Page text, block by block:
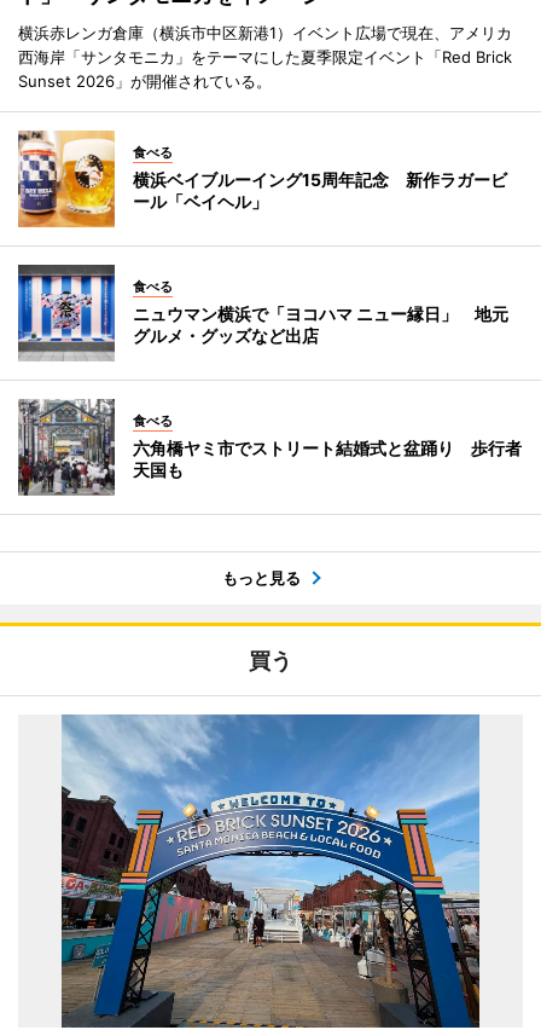
横浜赤レンガ倉庫（横浜市中区新港1）イベント広場で現在、アメリカ
西海岸「サンタモニカ」をテーマにした夏季限定イベント「Red Brick
Sunset 2026」が開催されている。
食べる
横浜ベイブルーイング15周年記念 新作ラガービ
ール「ベイヘル」
食べる
ニュウマン横浜で「ヨコハマ ニュー縁日」 地元
グルメ・グッズなど出店
食べる
六角橋ヤミ市でストリート結婚式と盆踊り 歩行者
天国も
もっと見る
買う